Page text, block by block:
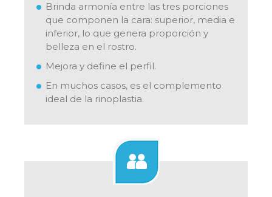
Brinda armonía entre las tres porciones
que componen la cara: superior, media e
inferior, lo que genera proporción y
belleza en el rostro.
Mejora y define el perfil.
En muchos casos, es el complemento
ideal de la rinoplastia.